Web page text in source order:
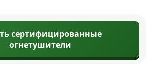
сертифицированные
огнетушители